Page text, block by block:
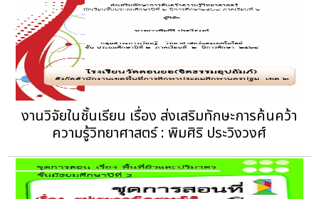
งานวิจัยในชั้นเรียน เรื่อง ส่งเสริมทักษะการค้นคว้า
ความรู้วิทยาศาสตร์ : พิมศิริ ประวิงวงศ์